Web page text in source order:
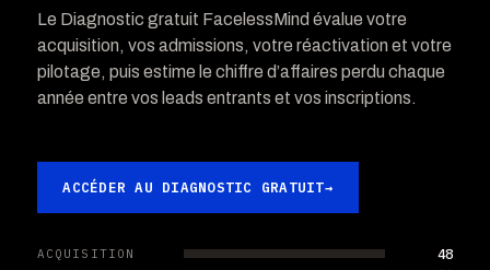
Le Diagnostic gratuit FacelessMind évalue votre
acquisition, vos admissions, votre réactivation et votre
pilotage, puis estime le chiffre d’affaires perdu chaque
année entre vos leads entrants et vos inscriptions.
ACCÉDER AU DIAGNOSTIC GRATUIT→
ACQUISITION 48